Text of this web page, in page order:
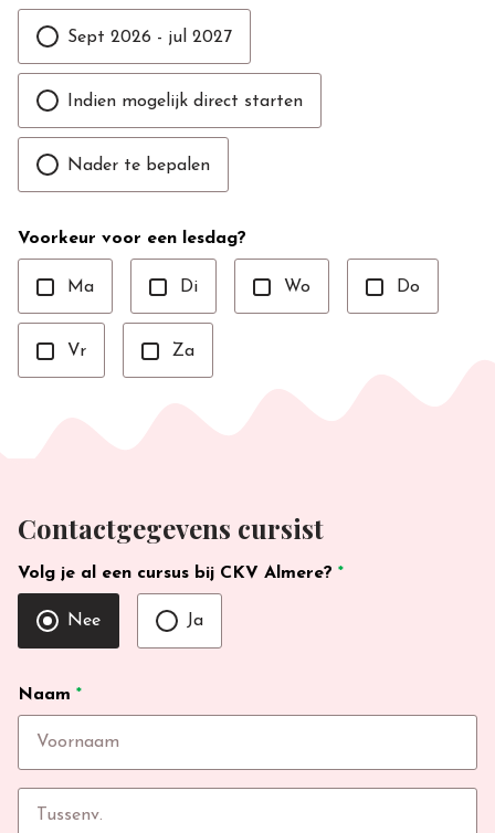
Sept 2026 - jul 2027
Indien mogelijk direct starten
Nader te bepalen
Voorkeur voor een lesdag?
Ma Di Wo Do
Vr Za
Contactgegevens cursist
Volg je al een cursus bij CKV Almere? *
Nee Ja
Naam *